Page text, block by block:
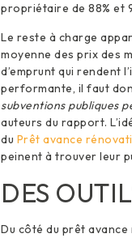
propriétaire de 88% et
Le reste à charge
moyenne des prix des
d’emprunt qui rendent
performante, il faut
subventions publiques
auteurs du rapport.
du Prêt avance
peinent à trouver leur
DES
Du côté du prêt